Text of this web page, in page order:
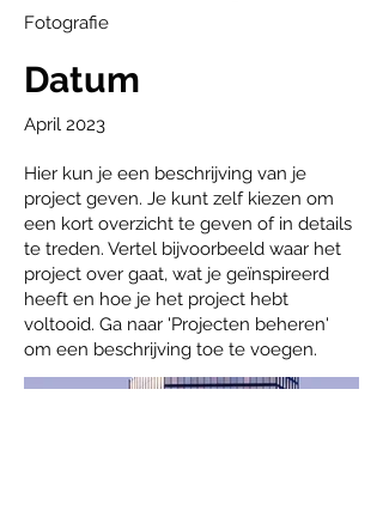
Fotografie
Datum
April 2023
Hier kun je een beschrijving van je
project geven. Je kunt zelf kiezen om
een kort overzicht te geven of in details
te treden. Vertel bijvoorbeeld waar het
project over gaat, wat je geïnspireerd
heeft en hoe je het project hebt
voltooid. Ga naar 'Projecten beheren'
om een beschrijving toe te voegen.